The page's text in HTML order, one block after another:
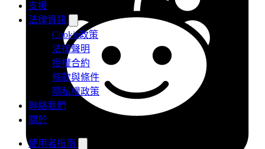
支援
法律資訊
Cookie政策
法律聲明
授權合約
條款與條件
隱私權政策
聯絡我們
關於
使用者指南